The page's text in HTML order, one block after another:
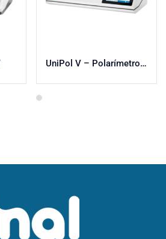
UniPol V – Polarímetro digital